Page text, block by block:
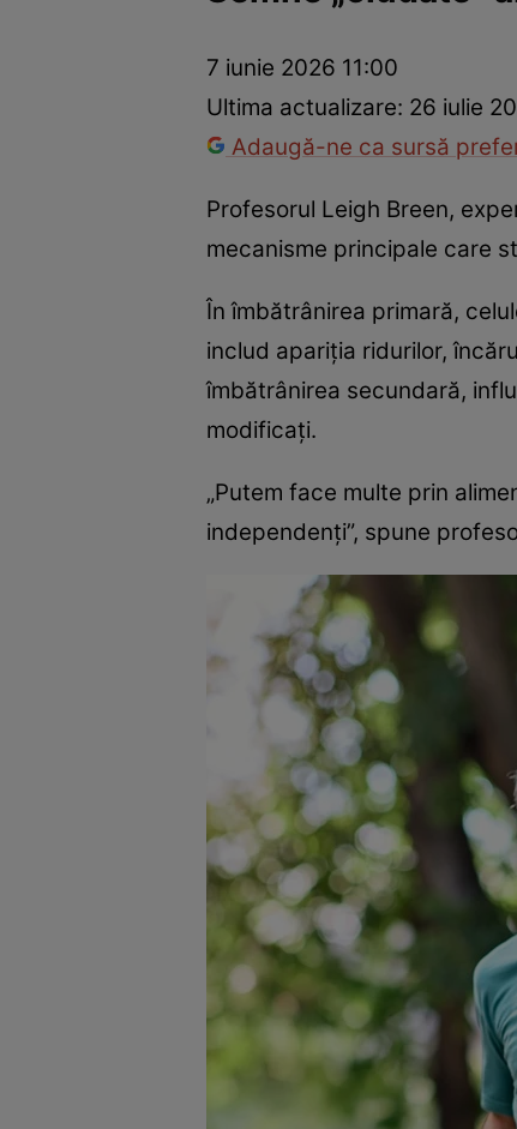
Prevenție și tratament Remedii naturiste
7 iunie 2026 11:00
Ultima actualizare: 26 iulie
Adaugă-ne ca sursă
Profesorul Leigh Breen,
mecanisme principale care
În îmbătrânirea primară,
includ apariția ridurilor,
îmbătrânirea secundară,
modificați.
„Putem face multe prin
independenți”, spune